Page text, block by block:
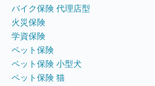
バイク保険 代理店型
火災保険
学資保険
ペット保険
ペット保険 小型犬
ペット保険 猫